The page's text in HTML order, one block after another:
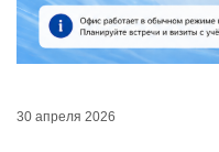
30 апреля 2026